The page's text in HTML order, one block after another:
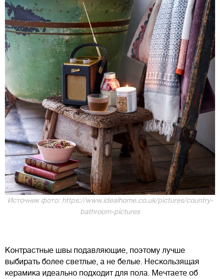
Источник фото: https://www.idealhome.co.uk/pictures/country-
bathroom-pictures
Контрастные швы подавляющие, поэтому лучше
выбирать более светлые, а не белые. Нескользящая
керамика идеально подходит для пола. Мечтаете об